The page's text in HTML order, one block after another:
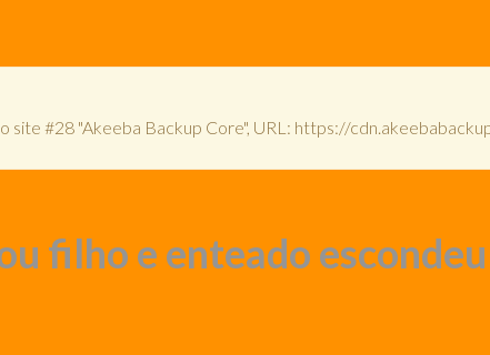
site #28 "Akeeba Backup Core", URL: https://
filho e enteado